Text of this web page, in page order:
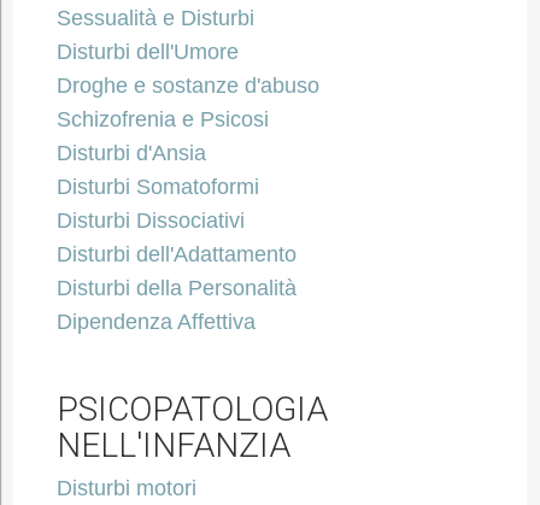
Sessualità e Disturbi
Disturbi dell'Umore
Droghe e sostanze d'abuso
Schizofrenia e Psicosi
Disturbi d'Ansia
Disturbi Somatoformi
Disturbi Dissociativi
Disturbi dell'Adattamento
Disturbi della Personalità
Dipendenza Affettiva
PSICOPATOLOGIA
NELL'INFANZIA
Disturbi motori